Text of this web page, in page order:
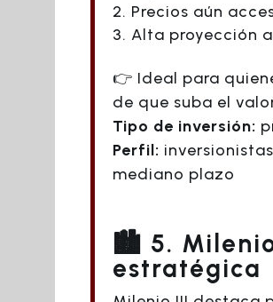
Precios aún
Alta proyección
👉 Ideal para
de que suba el
Tipo de inversión:
Perfil:
mediano plazo
🏙️ 5.
estratégica